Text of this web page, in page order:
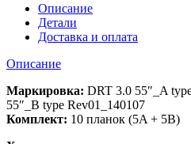
Описание
Детали
Доставка и оплата
Описание
Маркировка: DRT 3.0 55″_A
55″_B type Rev01_140107
Комплект: 10 планок (5A + 5B)